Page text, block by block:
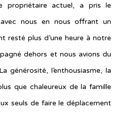
propriétaire actuel, a pris le
nous en nous offrant un
resté plus d’une heure à notre
dehors et nous avions du
générosité, l’enthousiasme, la
que chaleureux de la famille
seuls de faire le déplacement